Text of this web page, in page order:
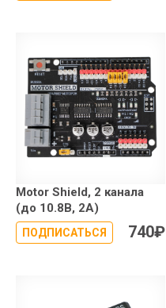
Motor Shield, 2 канала
(до 10.8В, 2А)
ПОДПИСАТЬСЯ 740₽